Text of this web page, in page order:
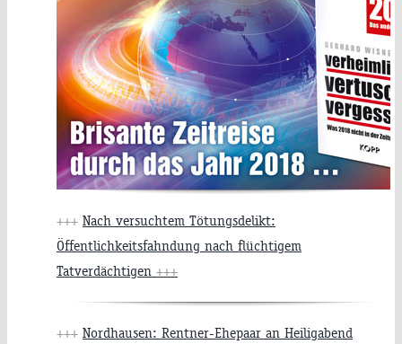
+++ Nach versuchtem Tötungsdelikt:
Öffentlichkeitsfahndung nach flüchtigem
Tatverdächtigen +++
+++ Nordhausen: Rentner-Ehepaar an Heiligabend